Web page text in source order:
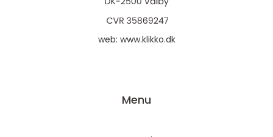
web: www.klikko.dk
Menu